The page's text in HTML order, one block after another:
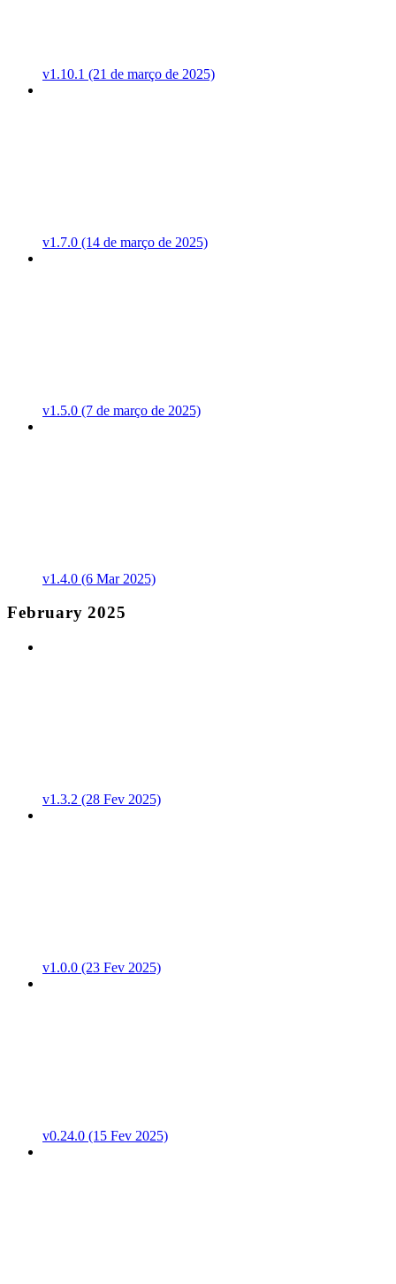
v1.10.1 (21 de março de 2025)
v1.7.0 (14 de março de 2025)
v1.5.0 (7 de março de 2025)
v1.4.0 (6 Mar 2025)
February 2025
v1.3.2 (28 Fev 2025)
v1.0.0 (23 Fev 2025)
v0.24.0 (15 Fev 2025)